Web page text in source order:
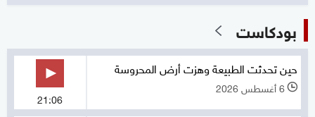
بودكاست
حين تحدثت الطبيعة وهزت أرض المحروسة
l 6 أغسطس 2026
21:06